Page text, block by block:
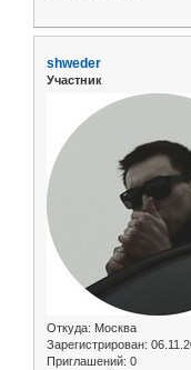
shweder
Участник
Откуда: Москва
Зарегистрирован:
Приглашений: 0